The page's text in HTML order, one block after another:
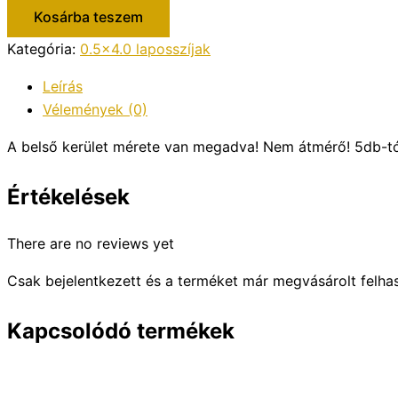
Kosárba teszem
Kategória: 0.5x4.0 laposszíjak
Leírás
Vélemények (0)
A belső kerület mérete van megadva! Nem átmérő! 5db-
Értékelések
There are no reviews yet
Csak bejelentkezett és a terméket már megvásárolt
Kapcsolódó termékek